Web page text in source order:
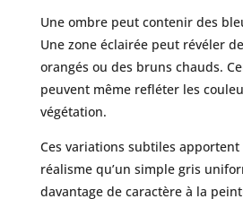
Une ombre peut contenir des
Une zone éclairée peut révéler
orangés ou des bruns chauds.
peuvent même refléter les
végétation.
Ces variations subtiles
réalisme qu’un simple gris
davantage de caractère à la